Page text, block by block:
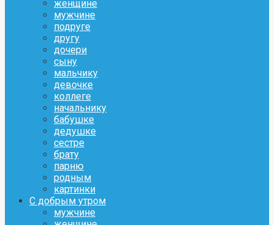
женщине
мужчине
подруге
другу
дочери
сыну
мальчику
девочке
коллеге
начальнику
бабушке
дедушке
сестре
брату
парню
родным
картинки
С добрым утром
мужчине